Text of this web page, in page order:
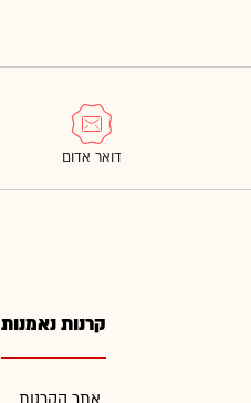
קרנות נאמנות